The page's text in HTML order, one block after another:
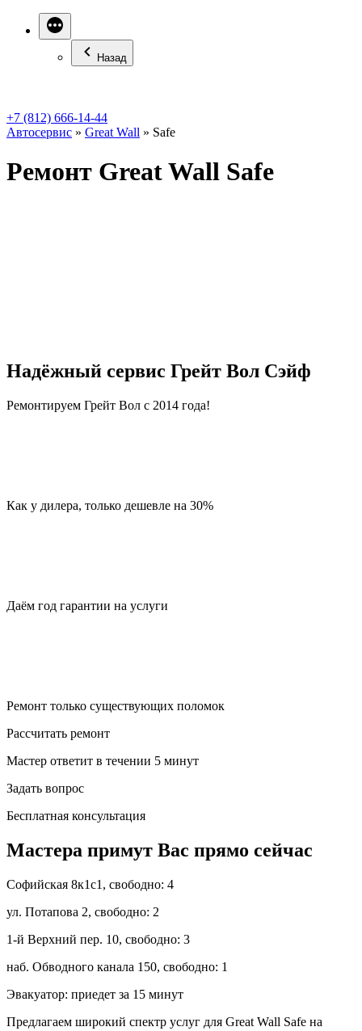
Назад
+7 (812) 666-14-44
Автосервис » Great Wall » Safe
Ремонт Great Wall Safe
Надёжный сервис Грейт Вол Сэйф
Ремонтируем Грейт Вол с 2014 года!
Как у дилера, только дешевле на 30%
Даём год гарантии на услуги
Ремонт только существующих поломок
Рассчитать ремонт
Мастер ответит в течении 5 минут
Задать вопрос
Бесплатная консультация
Мастера примут Вас прямо сейчас
Софийская 8к1с1, свободно: 4
ул. Потапова 2, свободно: 2
1-й Верхний пер. 10, свободно: 3
наб. Обводного канала 150, свободно: 1
Эвакуатор: приедет за 15 минут
Предлагаем широкий спектр услуг для Great Wall Safe на